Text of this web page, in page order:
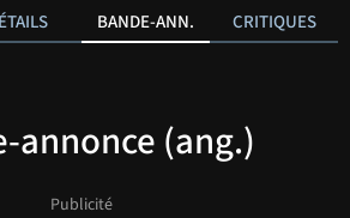
BANDE-ANN. CRITIQUES
annonce (ang.)